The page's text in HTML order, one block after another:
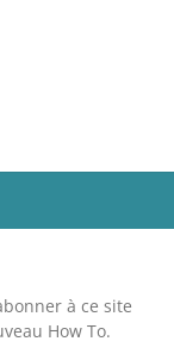
à ce site
How To.